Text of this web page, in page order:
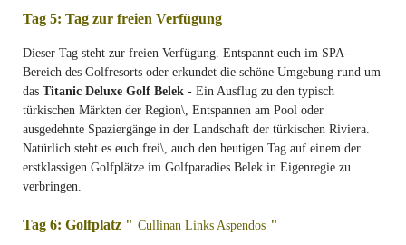
Tag 5: Tag zur freien Verfügung
Dieser Tag steht zur freien Verfügung. Entspannt euch im SPA-
Bereich des Golfresorts oder erkundet die schöne Umgebung rund um
das Titanic Deluxe Golf Belek - Ein Ausflug zu den typisch
türkischen Märkten der Region\, Entspannen am Pool oder
ausgedehnte Spaziergänge in der Landschaft der türkischen Riviera.
Natürlich steht es euch frei\, auch den heutigen Tag auf einem der
erstklassigen Golfplätze im Golfparadies Belek in Eigenregie zu
verbringen.
Tag 6: Golfplatz " Cullinan Links Aspendos "